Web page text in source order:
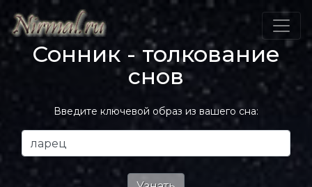
Сонник - толкование
снов
Введите ключевой образ из вашего сна: